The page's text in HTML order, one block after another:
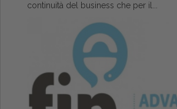
continuità del business che per il...